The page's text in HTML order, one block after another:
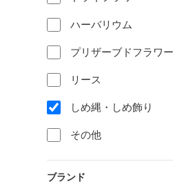
ハーバリウム
プリザーブドフラワー
リース
しめ縄・しめ飾り
その他
ブランド